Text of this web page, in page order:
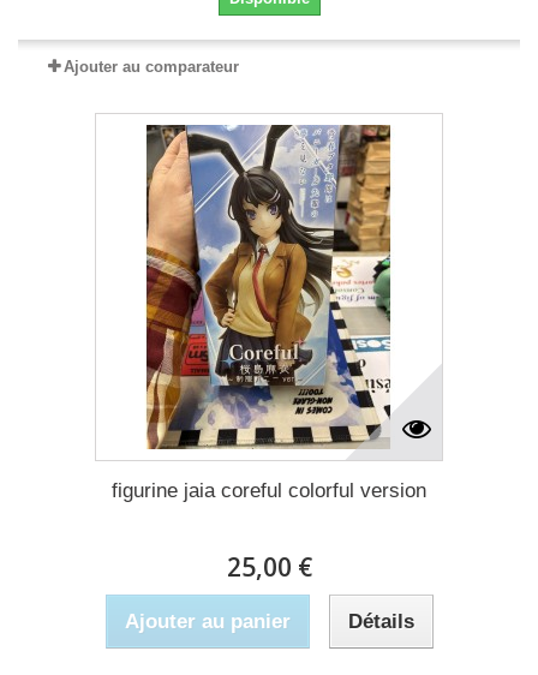
Ajouter au comparateur
figurine jaia coreful colorful version
25,00 €
Ajouter au panier Détails